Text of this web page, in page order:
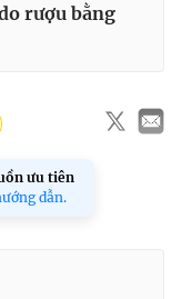
rượu bằng
ưu tiên
dẫn.